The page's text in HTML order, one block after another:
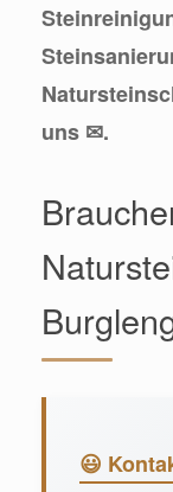
uns ✉.
😃